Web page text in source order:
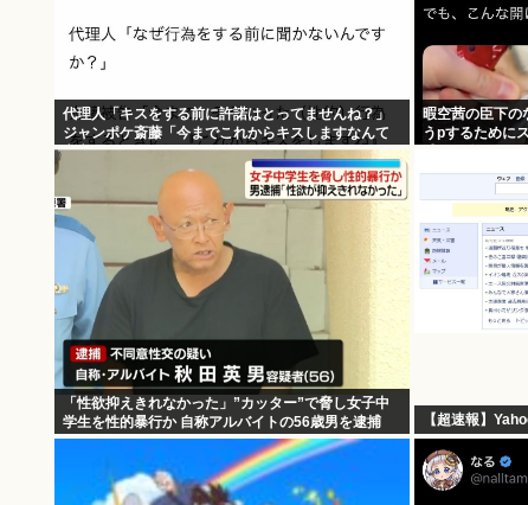
代理人「キスをする前に許諾はとってませんね？」
ジャンポケ斎藤「今までこれからキスしますなんて
宣言することなかったので」
暇空茜の臣下の
うpするために
「性欲抑えきれなかった」”カッター”で脅し女子中
学生を性的暴行か 自称アルバイトの56歳男を逮捕
【超速報】